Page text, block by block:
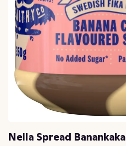
Nella Spread Banankaka